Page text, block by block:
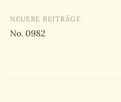
NEUERE BEITRÄGE
No. 0982